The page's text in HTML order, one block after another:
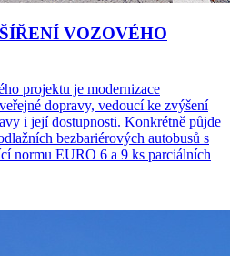
VOZOVÉHO
projektu je modernizace
dopravy, vedoucí ke zvýšení
i její dostupnosti. Konkrétně půjde
bezbariérových autobusů s
normu EURO 6 a 9 ks parciálních